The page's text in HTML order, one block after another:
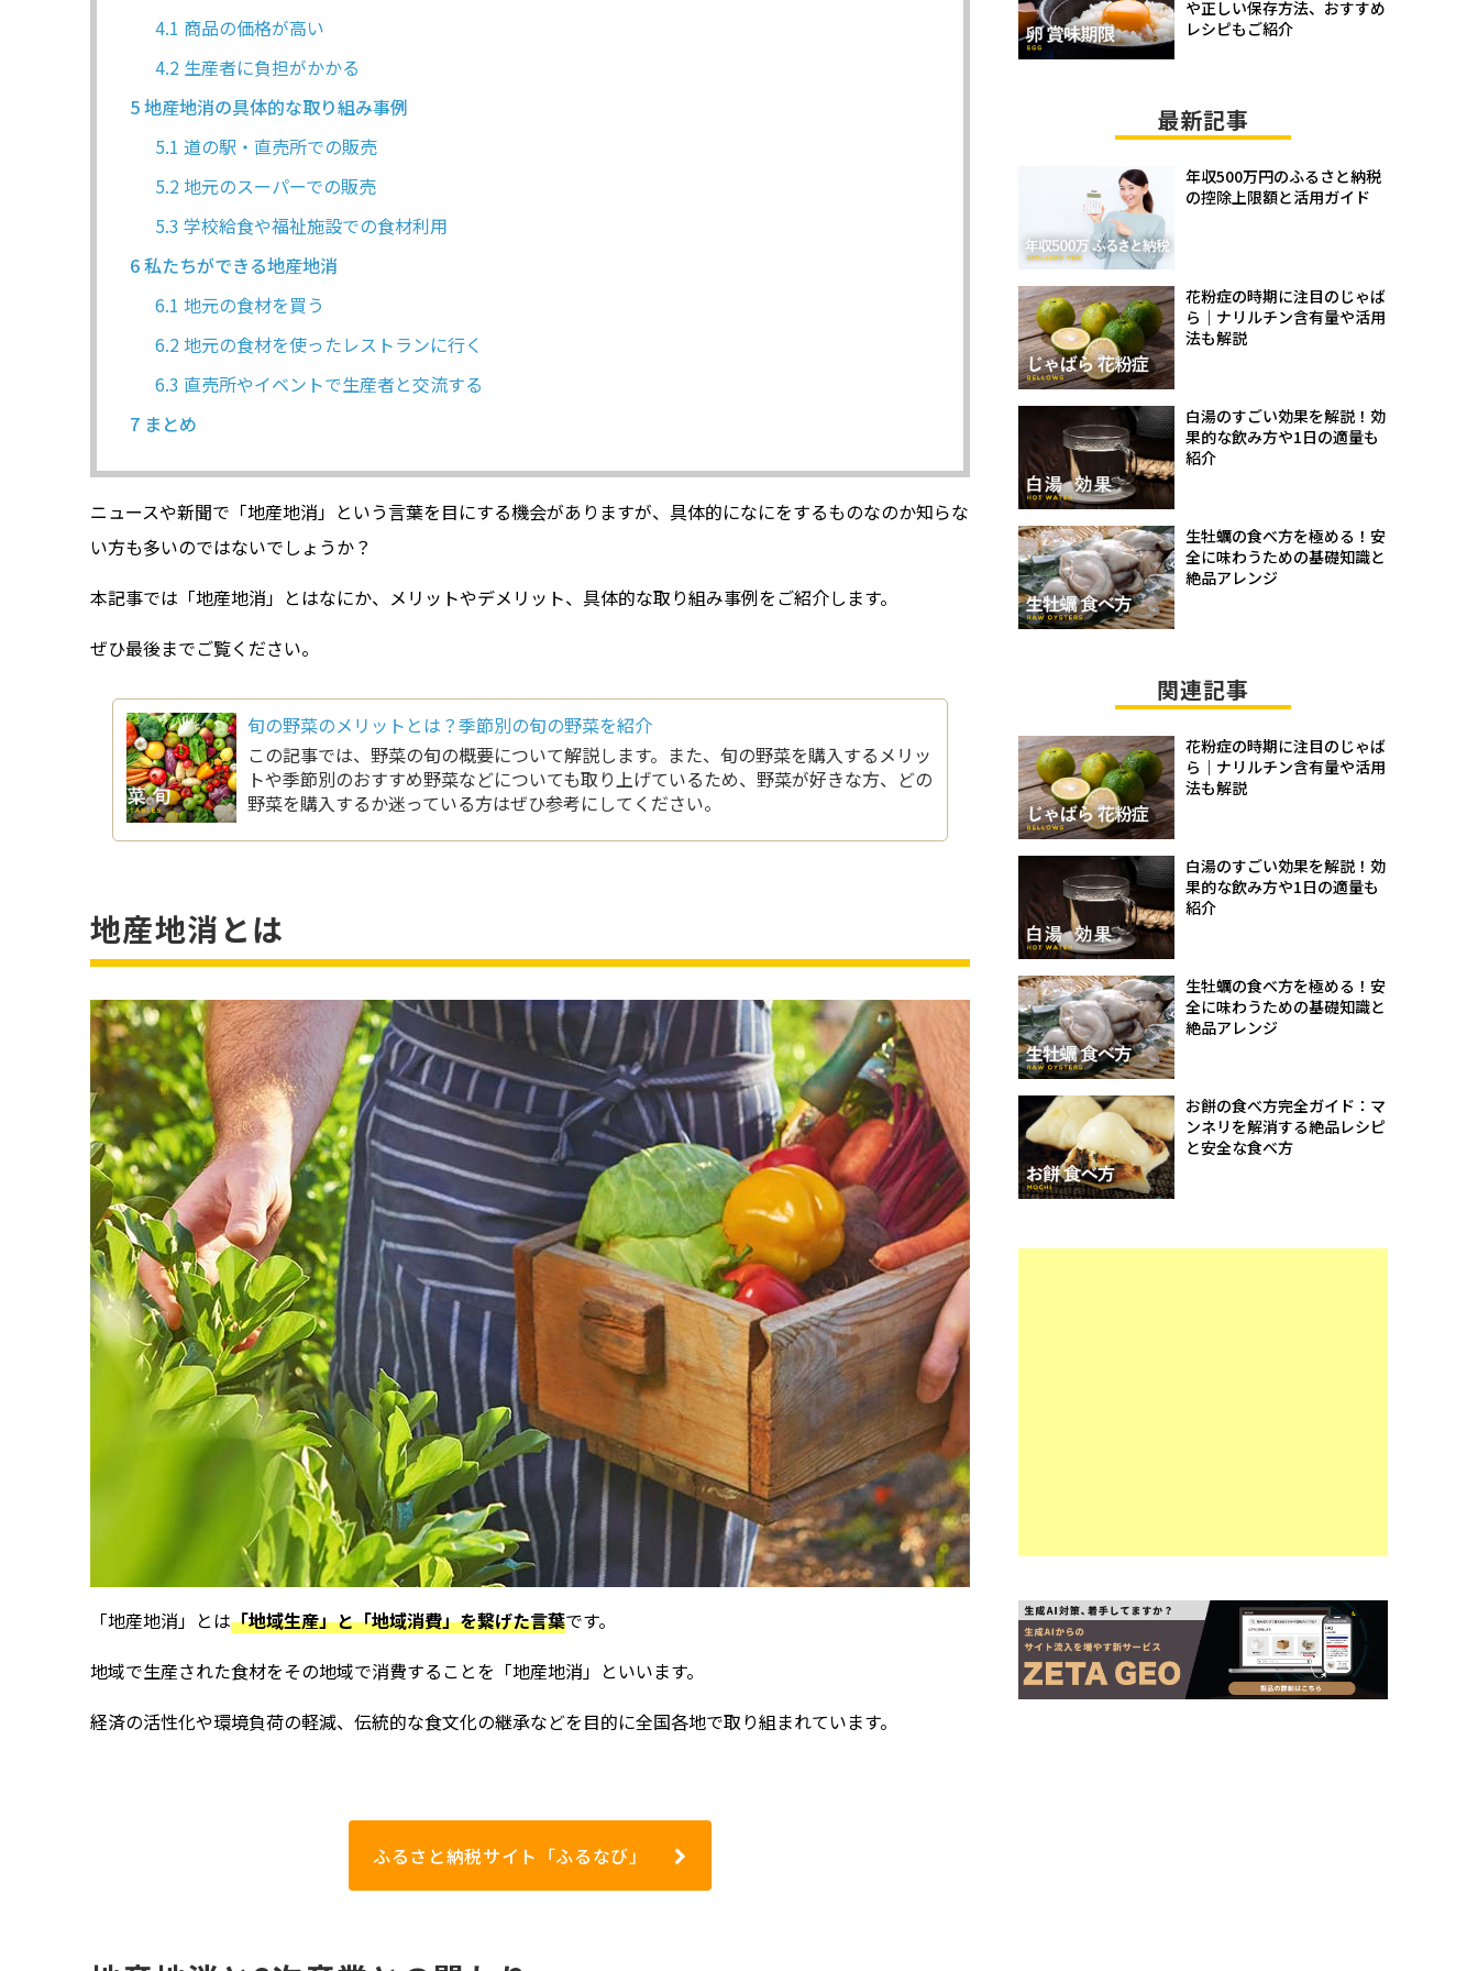
4.1 商品の価格が高い
4.2生産者に負担がかかる
5地産地消の具体的な取り組み事例
5.1 道の駅・直売所での販売
5.2地元のスーパーでの販売
5.3 学校給食や福祉施設での食材利用
6私たちができる地産地消
6.1 地元の食材を買う
6.2地元の食材を使ったレストランに行く
6.3 直売所やイベントで生産者と交流する
7 まとめ
ニュースや新聞で「地産地消」という言葉を目にする機会がありますが、具体的になにをするものなのか知らな
い方も多いのではないでしょうか？
本記事では「地産地消」とはなにか、メリットやデメリット、具体的な取り組み事例をご紹介します。
ぜひ最後までご覧ください。
旬の野菜のメリットとは？季節別の旬の野菜を紹介
この記事では、野菜の旬の概要について解説します。また、旬の野菜を購入するメリッ
トや季節別のおすすめ野菜などについても取り上げているため、野菜が好きな方、どの
野菜を購入するか迷っている方はぜひ参考にしてください。
地産地消とは
「地産地消」とは「地域生産」と「地域消費」を繋げた言葉です。
地域で生産された食材をその地域で消費することを「地産地消」といいます。
経済の活性化や環境負荷の軽減、伝統的な食文化の継承などを目的に全国各地で取り組まれています。
ふるさと納税サイト「ふるなび」
や正しい保存方法、おすすめ
レシピもご紹介
最新記事
年収500万円のふるさと納税
の控除上限額と活用ガイド
花粉症の時期に注目のじゃば
ら｜ナリルチン含有量や活用
法も解説
白湯のすごい効果を解説！効
果的な飲み方や1日の適量も
紹介
生牡蠣の食べ方を極める！安
全に味わうための基礎知識と
絶品アレンジ
関連記事
花粉症の時期に注目のじゃば
ら｜ナリルチン含有量や活用
法も解説
白湯のすごい効果を解説！効
果的な飲み方や1日の適量も
紹介
生牡蠣の食べ方を極める！安
全に味わうための基礎知識と
絶品アレンジ
お餅の食べ方完全ガイド：マ
ンネリを解消する絶品レシピ
と安全な食べ方